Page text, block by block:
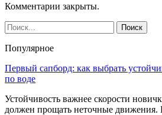
Комментарии закрыты.
Популярное
Первый сапборд: как выбрать
по воде
Устойчивость важнее скорости
должен прощать неточные